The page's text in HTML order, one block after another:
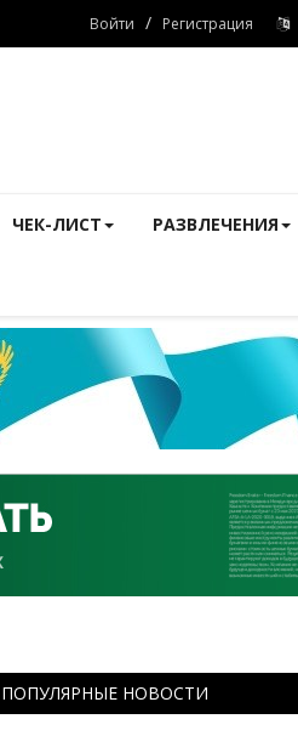
Войти / Регистрация
ЧЕК-ЛИСТ РАЗВЛЕЧЕНИЯ
ПОПУЛЯРНЫЕ НОВОСТИ